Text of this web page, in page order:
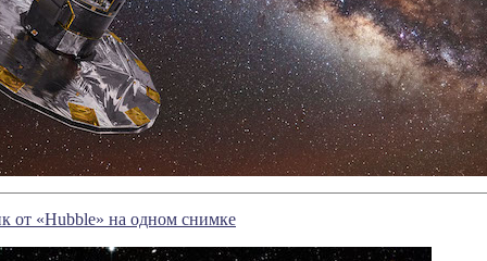
от «Hubble» на одном снимке